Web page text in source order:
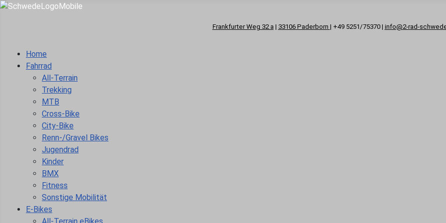
Frankfurter Weg 32 a | 33106 Paderborn | +49 5251/75370 | info@2-rad-
Home
Fahrrad
All-Terrain
Trekking
MTB
Cross-Bike
City-Bike
Renn-/Gravel Bikes
Jugendrad
Kinder
BMX
Fitness
Sonstige Mobilität
E-Bikes